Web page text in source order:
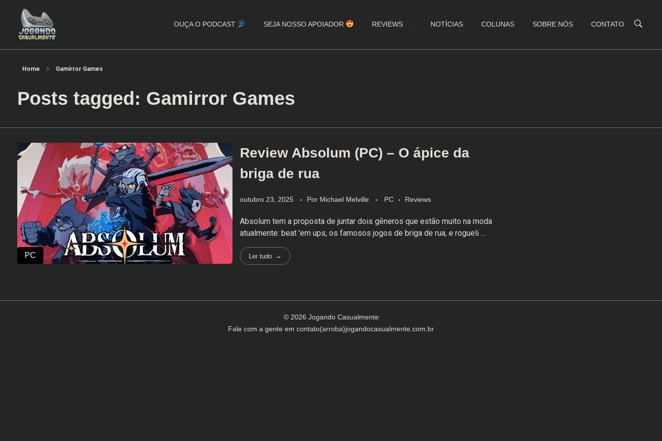
OUÇA O PODCAST SEJA NOSSO APOIADOR REVIEWS NOTÍCIAS COLUNAS SOBRE NÓS CONTATO
Home Gamirror Games
Posts tagged: Gamirror Games
Review Absolum (PC) – O ápice da
briga de rua
outubro 23, 2025 Por Michael Melville PC Reviews
Absolum tem a proposta de juntar dois gêneros que estão muito na moda
atualmente: beat 'em ups, os famosos jogos de briga de rua, e rogueli ...
Ler tudo
© 2026 Jogando Casualmente
Fale com a gente em contato(arroba)jogandocasualmente.com.br